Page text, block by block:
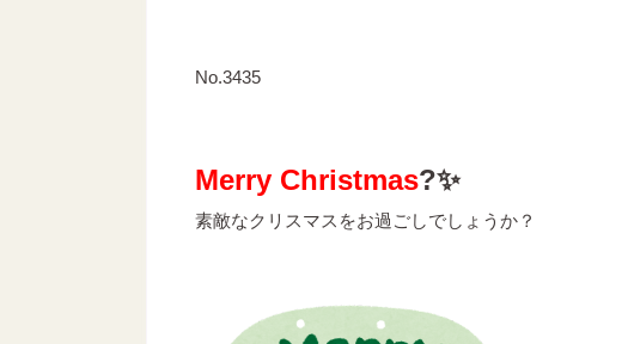
No.3435
Merry Christmas?✨
素敵なクリスマスをお過ごしでしょうか？